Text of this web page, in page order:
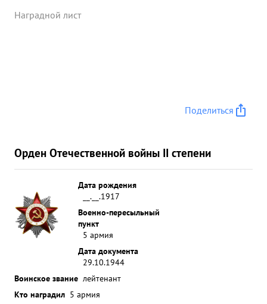
Наградной лист
Поделиться
Орден Отечественной войны II степени
Дата рождения
__.__.1917
Военно-пересыльный
пункт
5 армия
Дата документа
29.10.1944
Воинское звание лейтенант
Кто наградил 5 армия